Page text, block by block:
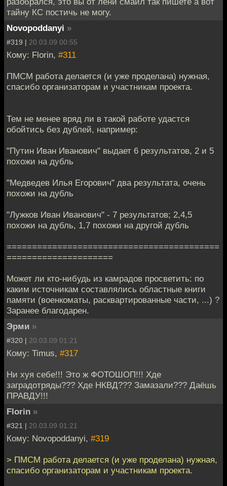
тайну КС постичь не могу.
Novopoddanyi »
#319 | 20.03.09 00:55
Кому: Florin, #311
ПМСМ работа делается (и уже проделана) нужная,
спасибо организаторам и участникам проекта.
Тем не менее вряд ли в такой работе удастся
обойтись без дублей, например:
"Путин Иван Иванович" выдает 6 результатов, 2 и 5
похожи на дубль
"Медведев Илья Егорович" два результата, очень
похожи на дубль
"Лужков Иван Иванович" - 7 результатов; 2,4,5
похожи на дубль, 1,7 похожи на другой дубль
==========================================
=====================
Может ли кто-нибудь из камрадов просветить: по
каким источникам составлялись областные книги
памяти (военкоматы, расквартированные части, ...) ?
Заранее благодарен.
Эрми »
#320 | 20.03.09 01:21
Кому: Timus, #317
Ни хуя себе!!! Это ж ФОТОШОП!!! Хде
заградотряды??? Хде НКВД??? Замазали??? Даёшь
ПРАВДУ!!!
Florin »
#321 | 20.03.09 01:21
Кому: Novopoddanyi, #319
> ПМСМ работа делается (и уже проделана) нужная,
спасибо организаторам и участникам проекта.